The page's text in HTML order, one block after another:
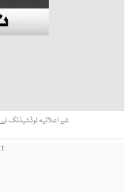
غیر اعلانیہ لوڈشیڈنگ نے